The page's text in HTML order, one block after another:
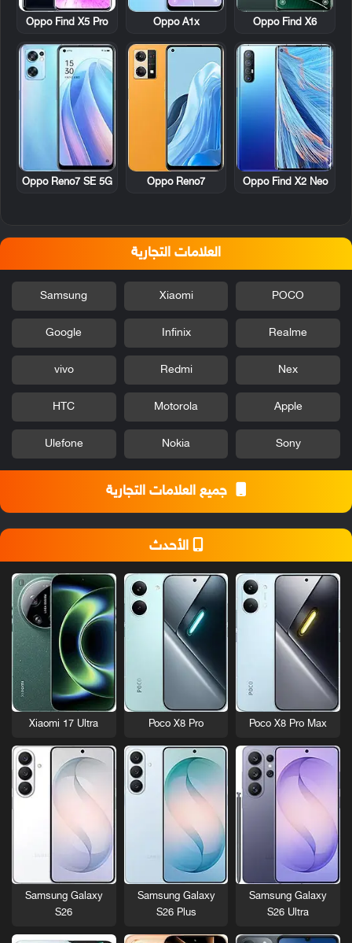
Oppo Find X6
Oppo A1x
Oppo Find X5 Pro
Oppo Find X2 Neo
Oppo Reno7
Oppo Reno7 SE 5G
العلامات التجارية
POCO
Xiaomi
Samsung
Realme
Infinix
Google
Nex
Redmi
vivo
Apple
Motorola
HTC
Sony
Nokia
Ulefone
جميع العلامات التجارية
الأحدث
Poco X8 Pro Max
Poco X8 Pro
Xiaomi 17 Ultra
Samsung Galaxy
S26 Ultra
Samsung Galaxy
S26 Plus
Samsung Galaxy
S26